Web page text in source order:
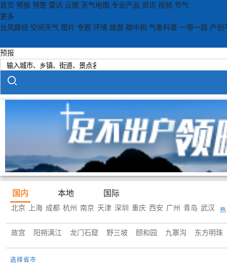
首页 预报 预警 雷达 云图 天气地图 专业产品 资讯 视频 节气
更多
台风路径 空间天气 图片 专题 环境 旅游 碳中和 气象科普 一带一路 产创
预报
国内 本地 国际
北京 上海 成都 杭州 南京 天津 深圳 重庆 西安 广州 青岛 武汉
故宫 阳朔漓江 龙门石窟 野三坡 颐和园 九寨沟 东方明珠
选择省市